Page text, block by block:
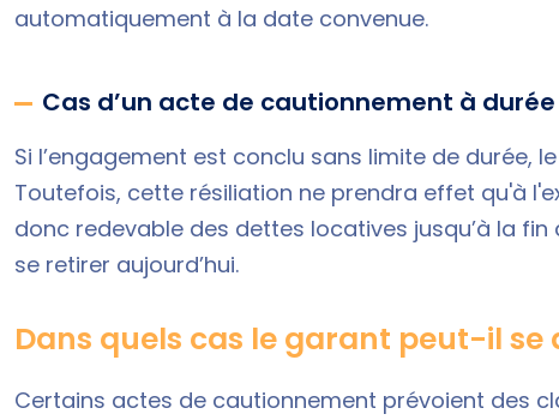
automatiquement à la date convenue.
Cas d’un acte de cautionnement à
Si l’engagement est conclu sans limite de durée,
Toutefois, cette résiliation ne prendra effet qu'à
donc redevable des dettes locatives jusqu’à la fin
se retirer aujourd’hui.
Dans quels cas le garant peut-il se
Certains actes de cautionnement prévoient des